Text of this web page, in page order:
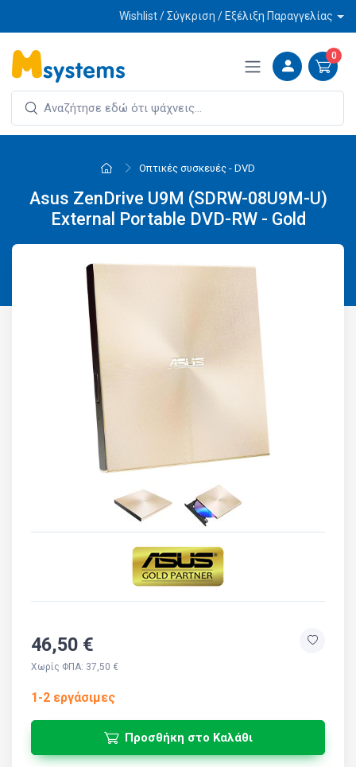
Wishlist / Σύγκριση / Εξέλιξη Παραγγελίας
0
Οπτικές συσκευές - DVD
Asus ZenDrive U9M (SDRW-08U9M-U)
External Portable DVD-RW - Gold
46,50 €
Χωρίς ΦΠΑ: 37,50 €
1-2 εργάσιμες
Προσθήκη στο Καλάθι